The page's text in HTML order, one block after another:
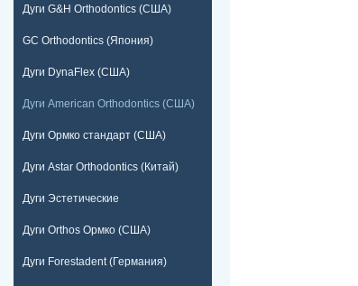
Дуги G&H Orthodontics (США)
GC Orthodontics (Япония)
Дуги DynaFlex (США)
Дуги American Orthodontics (США)
Дуги Ормко стандарт (США)
Дуги Astar Orthodontics (Китай)
Дуги Эстетические
Дуги Orthos Ормко (США)
Дуги Forestadent (Германия)